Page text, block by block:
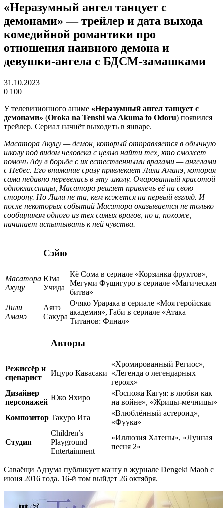
«Неразумный ангел танцует с
демонами» — трейлер и дата выхода
комедийной романтики про
отношения наивного демона и
девушки-ангела с БДСМ-замашками
31.10.2023
0 100
У телевизионного аниме «Неразумный ангел танцует с
демонами» (Oroka na Tenshi wa Akuma to Odoru) появился
трейлер. Сериал начнёт выходить в январе.
Масатора Акуцу — демон, который отправляется в обычную
школу под видом человека с целью найти тех, кто сможет
помочь Аду в борьбе с их естественными врагами — ангелами
с Небес. Его внимание сразу привлекает Лили Аманэ, которая
сама недавно перевелась в эту школу. Очарованный красотой
одноклассницы, Масатора решает привлечь её на свою
сторону. Но Лили не та, кем кажется на первый взгляд. И
после некоторых событий Масатора оказывается не только
сообщником одного из тех самых врагов, но и, похоже,
начинает испытывать к ней чувства.
Сэйю
Масатора
Акуцу
Юма
Учида
Кё Сома в сериале «Корзинка фруктов»,
Мегуми Фущигуро в сериале «Магическая
битва»
Лили
Аманэ
Аянэ
Сакура
Очяко Урарака в сериале «Моя геройская
академия», Габи в сериале «Атака
Титанов: Финал»
Авторы
Режиссёр и
сценарист
Ицуро Кавасаки
«Хромированный Региос»,
«Легенда о легендарных
героях»
Дизайнер
персонажей
Юко Яхиро
«Госпожа Кагуя: в любви как
на войне», «Жрицы-мечницы»
Композитор Такуро Ига
«Влюблённый астероид»,
«Фуука»
Студия
Children’s
Playground
Entertainment
«Иллюзия Хатены», «Лунная
песня 2»
Саваёщи Адзума публикует мангу в журнале Dengeki Maoh с
июня 2016 года. 16-й том выйдет 26 октября.